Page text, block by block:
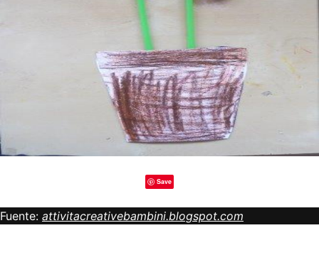
Save
Fuente: attivitacreativebambini.blogspot.com